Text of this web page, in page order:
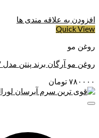
افزودن به علاقه مندی ها
Quick View
روغن مو
روغن مو آرگان برند پنتن مدل Pro-V حجم ۱۰۰ میلی لیتر
۷۸۰۰۰۰ تومان